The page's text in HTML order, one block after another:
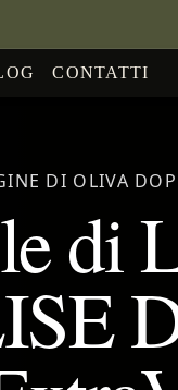
CONTATTI
DI OLIVA
di